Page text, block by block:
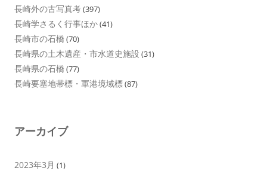
長崎外の古写真考(397)
長崎学さるく行事ほか(41)
長崎市の石橋 (70)
長崎県の土木遺産・市水道史施設 (31)
長崎県の石橋 (77)
長崎要塞地帯標・軍港境域標(87)
アーカイブ
2023年3月 (1)